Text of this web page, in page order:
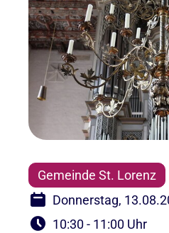
Gemeinde St. Lorenz
Donnerstag,
10:30 - 11:00 Uhr